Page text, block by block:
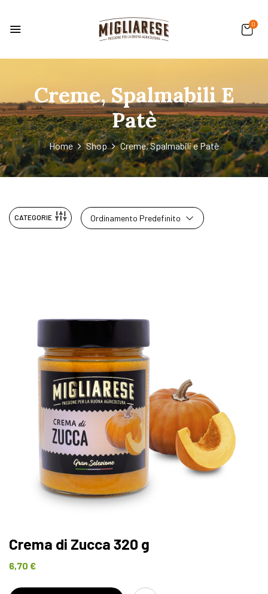
0
Creme, Spalmabili E
Patè
Home Shop Creme, Spalmabili e Patè
CATEGORIE Ordinamento Predefinito
Crema di Zucca 320 g
6,70 €